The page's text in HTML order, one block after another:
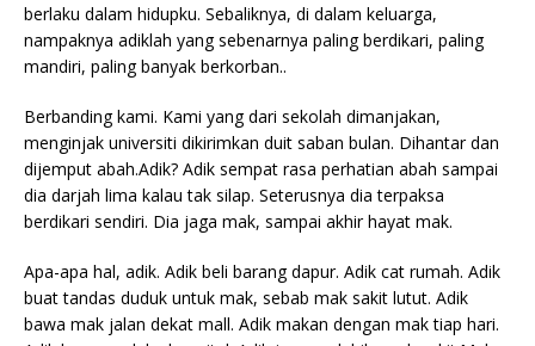
berlaku dalam hidupku. Sebaliknya, di dalam keluarga,
nampaknya adiklah yang sebenarnya paling berdikari, paling
mandiri, paling banyak berkorban..
Berbanding kami. Kami yang dari sekolah dimanjakan,
menginjak universiti dikirimkan duit saban bulan. Dihantar dan
dijemput abah.Adik? Adik sempat rasa perhatian abah sampai
dia darjah lima kalau tak silap. Seterusnya dia terpaksa
berdikari sendiri. Dia jaga mak, sampai akhir hayat mak.
Apa-apa hal, adik. Adik beli barang dapur. Adik cat rumah. Adik
buat tandas duduk untuk mak, sebab mak sakit lutut. Adik
bawa mak jalan dekat mall. Adik makan dengan mak tiap hari.